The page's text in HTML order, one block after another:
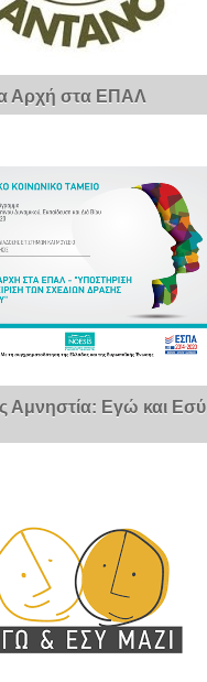
Αρχή στα ΕΠΑΛ
Αμνηστία: Εγώ και Εσύ